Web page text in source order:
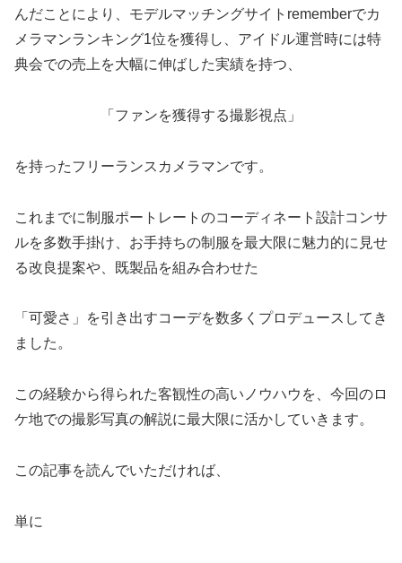
んだことにより、モデルマッチングサイトrememberでカ
メラマンランキング1位を獲得し、アイドル運営時には特
典会での売上を大幅に伸ばした実績を持つ、
「ファンを獲得する撮影視点」
を持ったフリーランスカメラマンです。
これまでに制服ポートレートのコーディネート設計コンサ
ルを多数手掛け、お手持ちの制服を最大限に魅力的に見せ
る改良提案や、既製品を組み合わせた
「可愛さ」を引き出すコーデを数多くプロデュースしてき
ました。
この経験から得られた客観性の高いノウハウを、今回のロ
ケ地での撮影写真の解説に最大限に活かしていきます。
この記事を読んでいただければ、
単に